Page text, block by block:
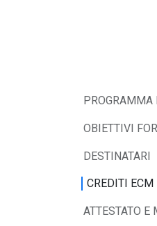
PROGRAMMA
OBIETTIVI
DESTINATARI
CREDITI ECM
ATTESTATO E